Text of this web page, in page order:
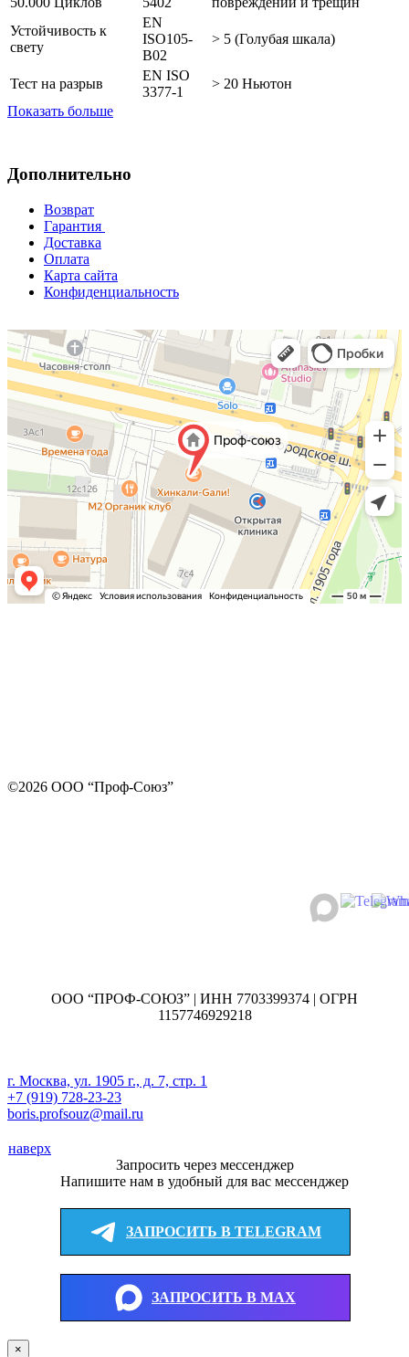
Устойчивость к
свету
EN
ISO105-
B02
> 5 (Голубая шкала)
Тест на разрыв
EN ISO
3377-1
> 20 Ньютон
Показать больше
Дополнительно
Возврат
Гарантия
Доставка
Оплата
Карта сайта
Конфиденциальность
©2026 ООО “Проф-Союз”
ООО “ПРОФ-СОЮЗ” | ИНН 7703399374 | ОГРН
1157746929218
г. Москва, ул. 1905 г., д. 7, стр. 1
+7 (919) 728-23-23
boris.profsouz@mail.ru
наверх
Запросить через мессенджер
Напишите нам в удобный для вас мессенджер
ЗАПРОСИТЬ В TELEGRAM
ЗАПРОСИТЬ В MAX
×